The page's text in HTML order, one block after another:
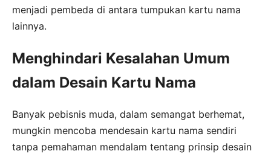
menjadi pembeda di antara tumpukan kartu nama
lainnya.
Menghindari Kesalahan Umum
dalam Desain Kartu Nama
Banyak pebisnis muda, dalam semangat berhemat,
mungkin mencoba mendesain kartu nama sendiri
tanpa pemahaman mendalam tentang prinsip desain